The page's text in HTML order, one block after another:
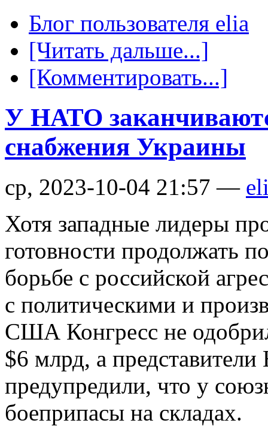
Блог пользователя elia
[Читать дальше...]
[Комментировать...]
У НАТО
снабжения Украины
ср, 2023-10-04 21:57 —
Хотя западные лидеры
готовности продолжать
борьбе с российской
с политическими и
США Конгресс не
$6 млрд, а
предупредили, что у
боеприпасы на складах.